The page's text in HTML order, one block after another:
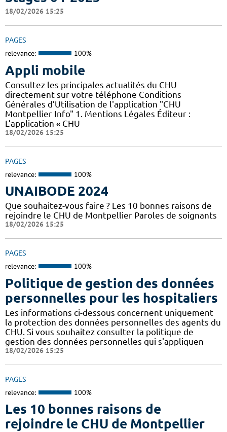
18/02/2026 15:25
PAGES
relevance: 100%
Appli mobile
Consultez les principales actualités du CHU
directement sur votre téléphone Conditions
Générales d’Utilisation de l'application "CHU
Montpellier Info" 1. Mentions Légales Éditeur :
L’application « CHU
18/02/2026 15:25
PAGES
relevance: 100%
UNAIBODE 2024
Que souhaitez-vous faire ? Les 10 bonnes raisons de
rejoindre le CHU de Montpellier Paroles de soignants
18/02/2026 15:25
PAGES
relevance: 100%
Politique de gestion des données
personnelles pour les hospitaliers
Les informations ci-dessous concernent uniquement
la protection des données personnelles des agents du
CHU. Si vous souhaitez consulter la politique de
gestion des données personnelles qui s'appliquen
18/02/2026 15:25
PAGES
relevance: 100%
Les 10 bonnes raisons de
rejoindre le CHU de Montpellier